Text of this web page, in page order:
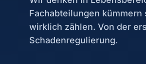
Fachabteilungen
wirklich zählen. Von der
Schadenregulierung.